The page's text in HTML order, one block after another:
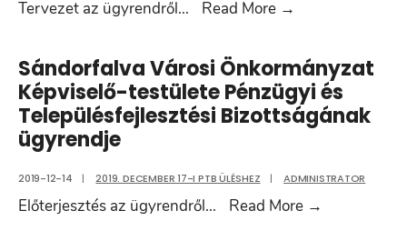
módosítása
Tervezet az ügyrendről... Read More →
Önkormányzat
Képviselő-
testülete
Pénzügyi
Bizottságának
Sándorfalva Városi Önkormányzat
Képviselő-testülete Pénzügyi és
Településfejlesztési Bizottságának
ügyrendje
2019-12-14 | 2019. DECEMBER 17-I PTB ÜLÉSHEZ | ADMINISTRATOR
Előterjesztés az ügyrendről... Read More →